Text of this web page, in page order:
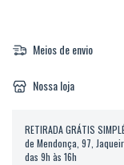
Meios de envio
Nossa loja
RETIRADA GRÁTIS
de Mendonça, 97,
das 9h às 16h